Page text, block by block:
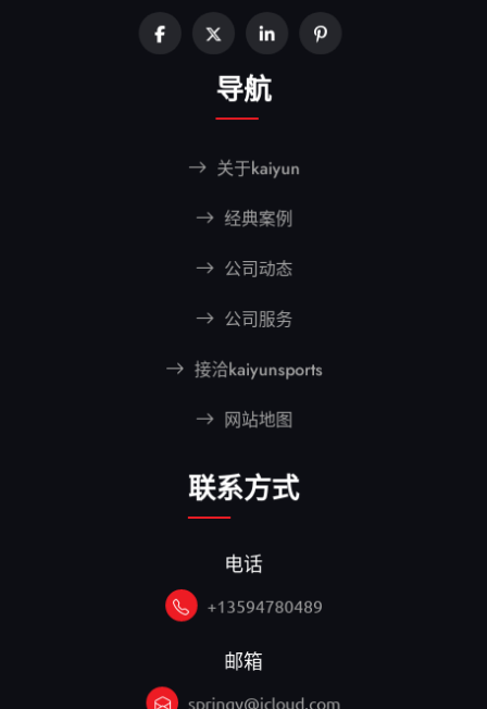
导航
关于kaiyun
经典案例
公司动态
公司服务
接洽kaiyunsports
网站地图
联系方式
电话
+13594780489
邮箱
springy@icloud.com